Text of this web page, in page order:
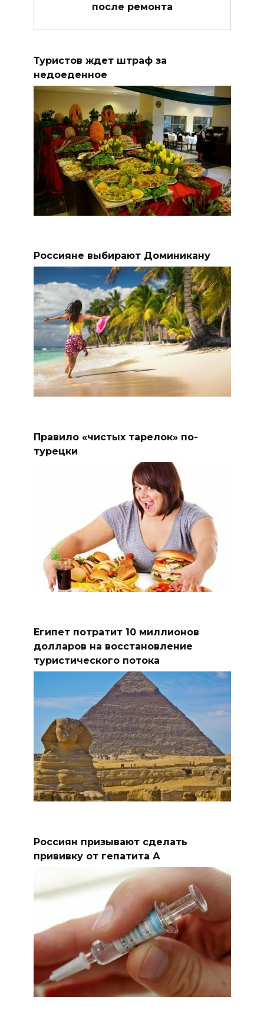
после ремонта
Туристов ждет штраф за
недоеденное
Россияне выбирают Доминикану
Правило «чистых тарелок» по-
турецки
Египет потратит 10 миллионов
долларов на восстановление
туристического потока
Россиян призывают сделать
прививку от гепатита А